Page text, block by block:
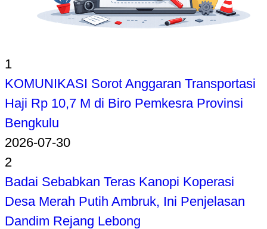
1
KOMUNIKASI Sorot Anggaran Transportasi
Haji Rp 10,7 M di Biro Pemkesra Provinsi
Bengkulu
2026-07-30
2
Badai Sebabkan Teras Kanopi Koperasi
Desa Merah Putih Ambruk, Ini Penjelasan
Dandim Rejang Lebong